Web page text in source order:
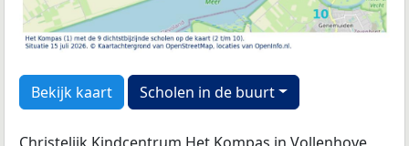
Bekijk kaart Scholen in de buurt
Christelijk Kindcentrum Het Kompas in Vollenhove